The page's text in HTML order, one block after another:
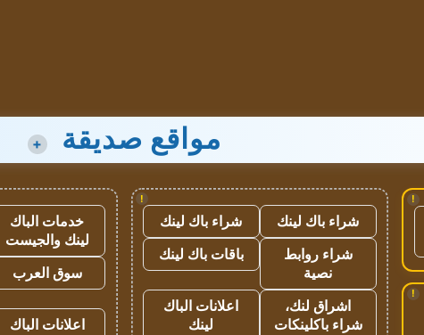
مواقع صديقة +
!
!
!
شراء باك لينك
شراء باك لينك
شراء روابط
نصية
باقات باك لينك
اشراق لنك،
شراء باكلينكات
اعلانات الباك
لينك
خدمات الباك
لينك والجيست
سوق العرب
اعلانات الباك